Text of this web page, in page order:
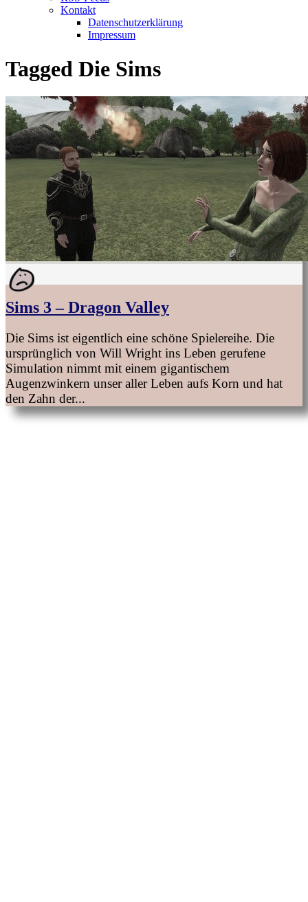
Kontakt
Datenschutzerklärung
Impressum
Tagged Die Sims
Sims 3 – Dragon Valley
Die Sims ist eigentlich eine schöne Spielereihe. Die
ursprünglich von Will Wright ins Leben gerufene
Simulation nimmt mit einem gigantischem
Augenzwinkern unser aller Leben aufs Korn und hat
den Zahn der...